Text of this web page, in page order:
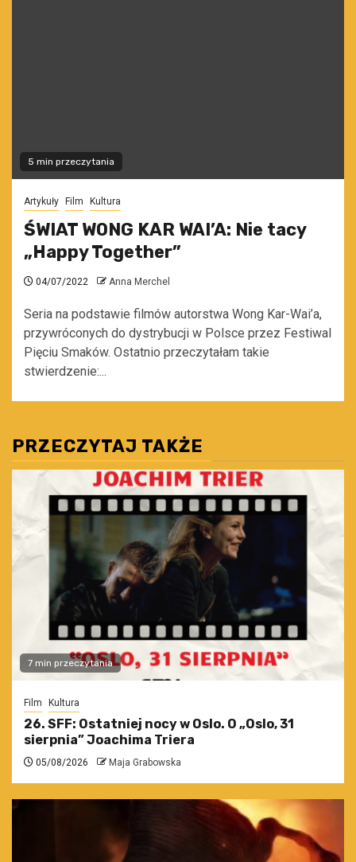
5 min przeczytania
Artykuły Film Kultura
ŚWIAT WONG KAR WAI’A: Nie tacy
„Happy Together”
04/07/2022 Anna Merchel
Seria na podstawie filmów autorstwa Wong Kar-Wai’a,
przywróconych do dystrybucji w Polsce przez Festiwal
Pięciu Smaków. Ostatnio przeczytałam takie
stwierdzenie:...
PRZECZYTAJ TAKŻE
7 min przeczytania
Film Kultura
26. SFF: Ostatniej nocy w Oslo. O „Oslo, 31
sierpnia” Joachima Triera
05/08/2026 Maja Grabowska